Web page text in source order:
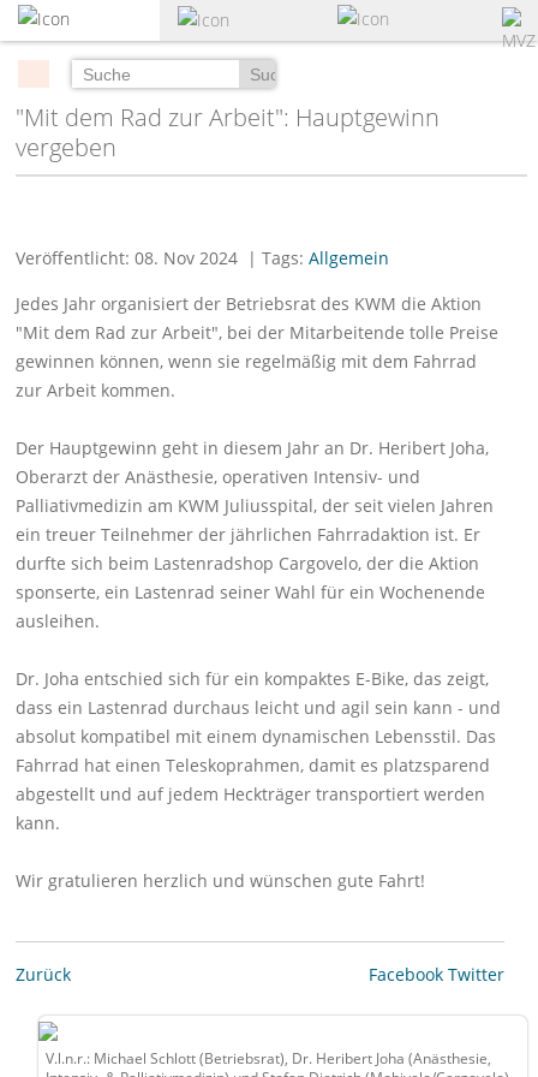
zum
Hauptinhalt
Suchen
"Mit dem Rad zur Arbeit": Hauptgewinn
vergeben
Veröffentlicht: 08. Nov 2024 | Tags:Allgemein
Jedes Jahr organisiert der Betriebsrat des KWM die Aktion
"Mit dem Rad zur Arbeit", bei der Mitarbeitende tolle Preise
gewinnen können, wenn sie regelmäßig mit dem Fahrrad
zur Arbeit kommen.
Der Hauptgewinn geht in diesem Jahr an Dr. Heribert Joha,
Oberarzt der Anästhesie, operativen Intensiv- und
Palliativmedizin am KWM Juliusspital, der seit vielen Jahren
ein treuer Teilnehmer der jährlichen Fahrradaktion ist. Er
durfte sich beim Lastenradshop Cargovelo, der die Aktion
sponserte, ein Lastenrad seiner Wahl für ein Wochenende
ausleihen.
Dr. Joha entschied sich für ein kompaktes E-Bike, das zeigt,
dass ein Lastenrad durchaus leicht und agil sein kann - und
absolut kompatibel mit einem dynamischen Lebensstil. Das
Fahrrad hat einen Teleskoprahmen, damit es platzsparend
abgestellt und auf jedem Heckträger transportiert werden
kann.
Wir gratulieren herzlich und wünschen gute Fahrt!
Zurück Facebook Twitter
V.l.n.r.: Michael Schlott (Betriebsrat), Dr. Heribert Joha (Anästhesie,